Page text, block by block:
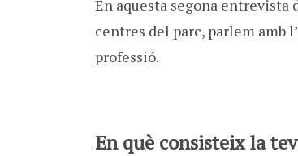
En aquesta segona entrevista
centres del parc, parlem amb
professió.
En què consisteix la